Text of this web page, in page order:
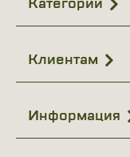
Клиентам
Информация